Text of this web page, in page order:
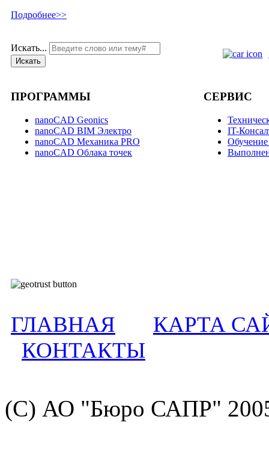
Подробнее>>
Искать...
Искать
ПРОГРАММЫ
nanoCAD Geonics
nanoCAD BIM Электро
nanoCAD Механика PRO
nanoCAD Облака точек
СЕРВИС
IT-
ГЛАВНАЯ
КАРТА
КОНТАКТЫ
(С) АО "Бюро САПР"